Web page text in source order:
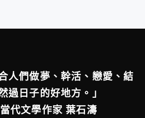
人們做夢、幹活、戀愛、結
過日子的好地方。」
代文學作家 葉石濤